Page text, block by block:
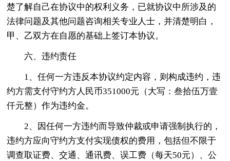
楚了解自己在协议中的权利义务，已就协议中所涉及的
法律问题及其他问题咨询相关专业人士，并清楚明白，
甲、乙双方在自愿的基础上签订本协议。
六、违约责任
1、任何一方违反本协议约定内容，则构成违约，违
约方需支付守约方人民币351000元（大写：叁拾伍万壹
仟元整）作为违约金。
2、因任何一方违约而导致仲裁或申请强制执行的，
违约方应向守约方支付实现债权的费用，包括但不限于
调查取证费、交通、通讯费、误工费（每天50元）、公